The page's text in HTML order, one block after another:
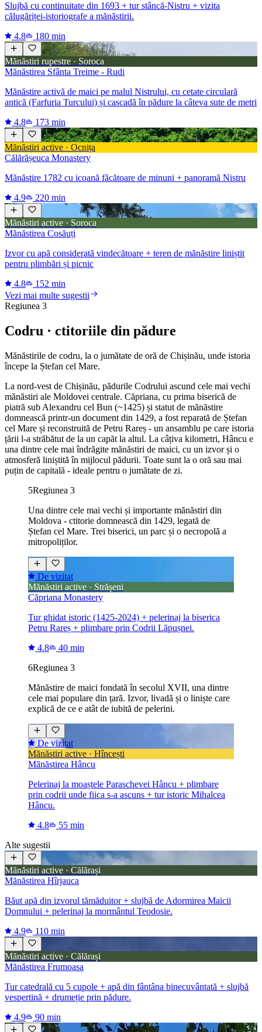
Slujbă cu continuitate din 1693 + tur stâncă-Nistru + vizita
călugăriței-istoriografe a mănăstirii.
4.8
180 min
Mănăstiri rupestre · Soroca
Mănăstirea Sfânta Treime - Rudi
Mănăstire activă de maici pe malul Nistrului, cu cetate circulară
antică (Farfuria Turcului) și cascadă în pădure la câteva sute de metri
4.8
173 min
Mănăstiri active · Ocnița
Călărășeuca Monastery
Mănăstire 1782 cu icoană făcătoare de minuni + panoramă Nistru
4.9
220 min
Mănăstiri active · Soroca
Mănăstirea Cosăuți
Izvor cu apă considerată vindecătoare + teren de mănăstire liniștit
pentru plimbări și picnic
4.8
152 min
Vezi mai multe sugestii
Regiunea 3
Codru · ctitoriile din pădure
Mănăstirile de codru, la o jumătate de oră de Chișinău, unde istoria
începe la Ștefan cel Mare.
La nord-vest de Chișinău, pădurile Codrului ascund cele mai vechi
mănăstiri ale Moldovei centrale. Căpriana, cu prima biserică de
piatră sub Alexandru cel Bun (~1425) și statut de mănăstire
domnească printr-un document din 1429, a fost reparată de Ștefan
cel Mare și reconstruită de Petru Rareș - un ansamblu pe care istoria
țării l-a străbătut de la un capăt la altul. La câțiva kilometri, Hâncu e
una dintre cele mai îndrăgite mănăstiri de maici, cu un izvor și o
atmosferă liniștită în mijlocul pădurii. Toate sunt la o oră sau mai
puțin de capitală - ideale pentru o jumătate de zi.
5Regiunea 3
Una dintre cele mai vechi și importante mănăstiri din
Moldova - ctitorie domnească din 1429, legată de
Ștefan cel Mare. Trei biserici, un parc și o necropolă a
mitropoliților.
De vizitat
Mănăstiri active · Strășeni
Căpriana Monastery
Tur ghidat istoric (1425-2024) + pelerinaj la biserica
Petru Rareș + plimbare prin Codrii Lăpușnei.
4.8
40 min
6Regiunea 3
Mănăstire de maici fondată în secolul XVII, una dintre
cele mai populare din țară. Izvor, livadă și o liniște care
explică de ce e atât de iubită de pelerini.
De vizitat
Mănăstiri active · Hîncești
Mănăstirea Hâncu
Pelerinaj la moaștele Paraschevei Hâncu + plimbare
prin codrii unde fiica s-a ascuns + tur istoric Mihalcea
Hâncu.
4.8
55 min
Alte sugestii
Mănăstiri active · Călărași
Mănăstirea Hîrjauca
Băut apă din izvorul tămăduitor + slujbă de Adormirea Maicii
Domnului + pelerinaj la mormântul Teodosie.
4.9
110 min
Mănăstiri active · Călărași
Mănăstirea Frumoasa
Tur catedrală cu 5 cupole + apă din fântâna binecuvântată + slujbă
vespertină + drumeție prin pădure.
4.9
90 min